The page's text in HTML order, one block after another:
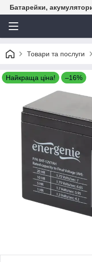
Батарейки,
Товари та послуги
Найкраща ціна! –16%